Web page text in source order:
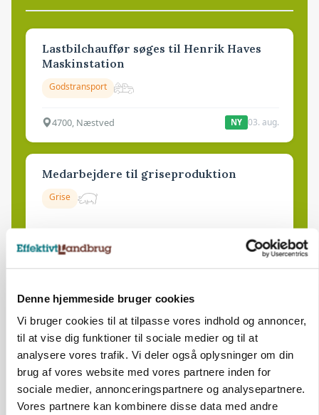
Denne hjemmeside bruger cookies
Vi bruger cookies til at tilpasse vores indhold og annoncer,
til at vise dig funktioner til sociale medier og til at
analysere vores trafik. Vi deler også oplysninger om din
brug af vores website med vores partnere inden for
sociale medier, annonceringspartnere og analysepartnere.
Vores partnere kan kombinere disse data med andre
Lastbilchauffør søges til Henrik Haves
Maskinstation
Godstransport
4700, Næstved NY 03. aug.
Medarbejdere til griseproduktion
Grise
9681, Ranum 03. aug.
Kalvepasser til ejendom i udvikling søges
Kalve
6392, Bolderslev NY 03. aug.